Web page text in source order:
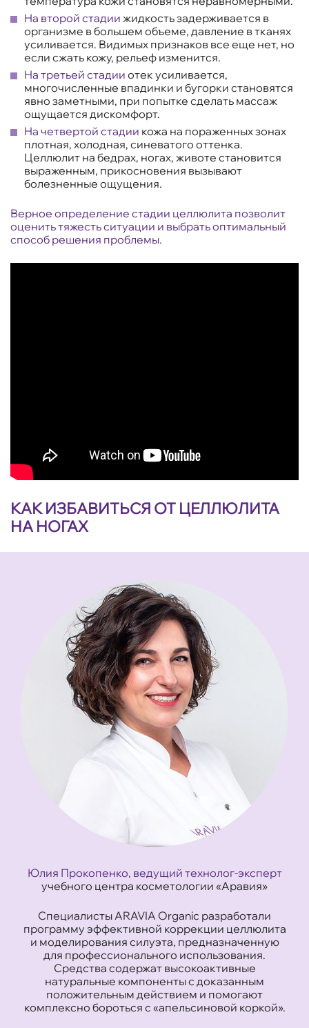
На второй стадии жидкость задерживается в
организме в большем объеме, давление в тканях
усиливается. Видимых признаков все еще нет, но
если сжать кожу, рельеф изменится.
На третьей стадии отек усиливается,
многочисленные впадинки и бугорки становятся
явно заметными, при попытке сделать массаж
ощущается дискомфорт.
На четвертой стадии кожа на пораженных зонах
плотная, холодная, синеватого оттенка.
Целлюлит на бедрах, ногах, животе становится
выраженным, прикосновения вызывают
болезненные ощущения.
Верное определение стадии целлюлита позволит
оценить тяжесть ситуации и выбрать оптимальный
способ решения проблемы.
КАК ИЗБАВИТЬСЯ ОТ ЦЕЛЛЮЛИТА
НА НОГАХ
Юлия Прокопенко, ведущий технолог-эксперт
учебного центра косметологии «Аравия»
Специалисты ARAVIA Organic разработали
программу эффективной коррекции целлюлита
и моделирования силуэта, предназначенную
для профессионального использования.
Средства содержат высокоактивные
натуральные компоненты с доказанным
положительным действием и помогают
комплексно бороться с «апельсиновой коркой».